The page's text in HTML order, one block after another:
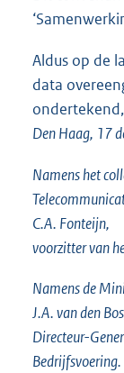
Aldus op de
data
ondertekend,
Den Haag, 17
Namens het
C.A. Fonteijn,
voorzitter van
Namens de
J.A. van den
Directeur-
Bedrijfsvoering.